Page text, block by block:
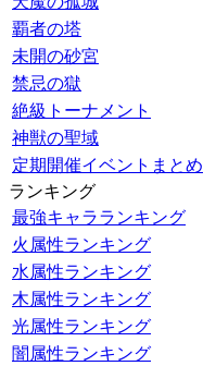
覇者の塔
未開の砂宮
禁忌の獄
絶級トーナメント
神獣の聖域
定期開催イベントまとめ
ランキング
最強キャラランキング
火属性ランキング
水属性ランキング
木属性ランキング
光属性ランキング
闇属性ランキング